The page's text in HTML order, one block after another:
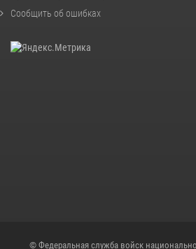
Сообщить об ошибках
© Федеральная служба войск